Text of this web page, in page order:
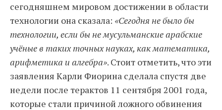
сегодняшнем мировом достижении в области
технологии она сказала: «Сегодня не было бы
технологии, если бы не мусульманские арабские
учёные в таких точных науках, как математика,
арифметика и алгебра». Стоит отметить, что эти
заявления Карли Фиорина сделала спустя две
недели после терактов 11 сентября 2001 года,
которые стали причиной ложного обвинения